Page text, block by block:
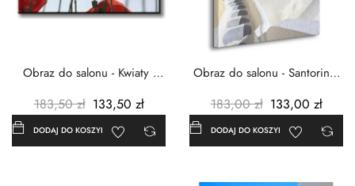
Obraz do salonu - Kwiaty -
183,50 zł 133,50 zł
DODAJ DO KOSZYKA
Obraz do salonu - Santorini -
183,00 zł 133,00 zł
DODAJ DO KOSZYKA